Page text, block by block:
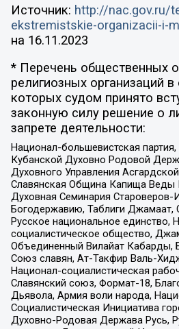
Источник: http://nac.gov.ru/
ekstremistskie-organizacii-i-
на 16.11.2023
* Перечень общественных
религиозных организаций
которых судом принято
законную силу решение о
запрете деятельности:
Национал-большевистская
Кубанской Духовно Родовой
Духовного Управления
Славянская Община Капища Веды
Духовная Семинария Староверов-
Богодержавию, Таблиги Джамаат,
Русское национальное единство,
социалистическое общество,
Объединенный Вилайат Кабарды,
Союз славян, Ат-Такфир Валь-
Национал-социалистическая
Славянский союз, Формат-18,
Дьявола, Армия воли народа,
Социалистическая Инициатива
Духовно-Родовая Держава Русь,